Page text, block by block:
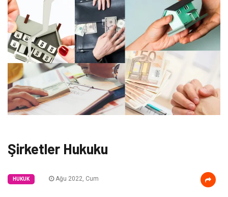
Şirketler Hukuku
HUKUK Ağu 2022, Cum